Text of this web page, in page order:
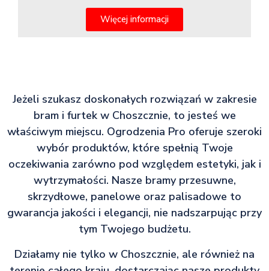
Więcej informacji
Jeżeli szukasz doskonałych rozwiązań w zakresie
bram i furtek w Choszcznie, to jesteś we
właściwym miejscu. Ogrodzenia Pro oferuje szeroki
wybór produktów, które spełnią Twoje
oczekiwania zarówno pod względem estetyki, jak i
wytrzymałości. Nasze bramy przesuwne,
skrzydłowe, panelowe oraz palisadowe to
gwarancja jakości i elegancji, nie nadszarpując przy
tym Twojego budżetu.
Działamy nie tylko w Choszcznie, ale również na